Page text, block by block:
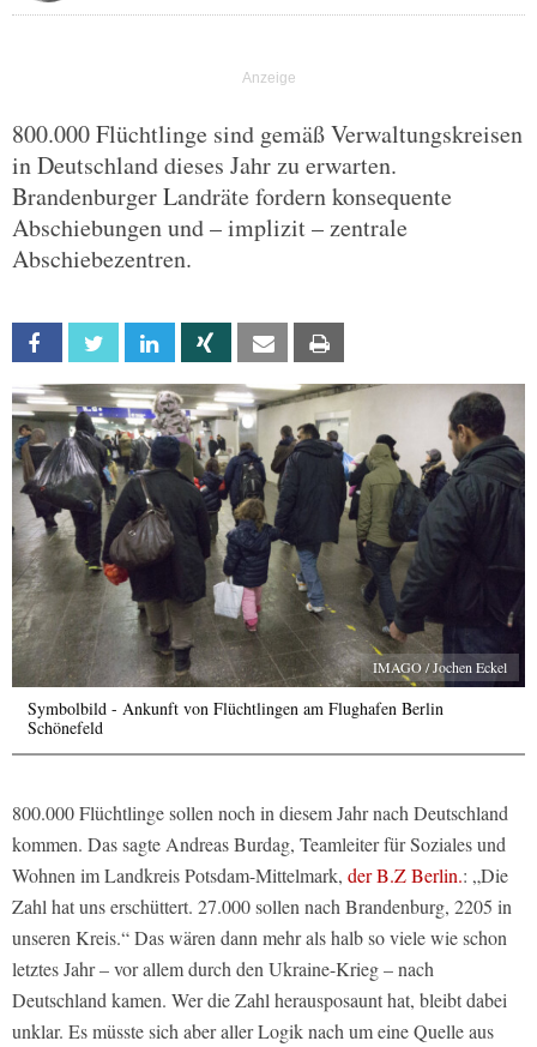
800.000 Flüchtlinge sind gemäß Verwaltungskreisen
in Deutschland dieses Jahr zu erwarten.
Brandenburger Landräte fordern konsequente
Abschiebungen und – implizit – zentrale
Abschiebezentren.
Facebook Twitter Linkedin Xing Email
IMAGO / Jochen Eckel
Symbolbild - Ankunft von Flüchtlingen am Flughafen Berlin
Schönefeld
800.000 Flüchtlinge sollen noch in diesem Jahr nach Deutschland
kommen. Das sagte Andreas Burdag, Teamleiter für Soziales und
Wohnen im Landkreis Potsdam-Mittelmark, der B.Z Berlin.: „Die
Zahl hat uns erschüttert. 27.000 sollen nach Brandenburg, 2205 in
unseren Kreis.“ Das wären dann mehr als halb so viele wie schon
letztes Jahr – vor allem durch den Ukraine-Krieg – nach
Deutschland kamen. Wer die Zahl herausposaunt hat, bleibt dabei
unklar. Es müsste sich aber aller Logik nach um eine Quelle aus